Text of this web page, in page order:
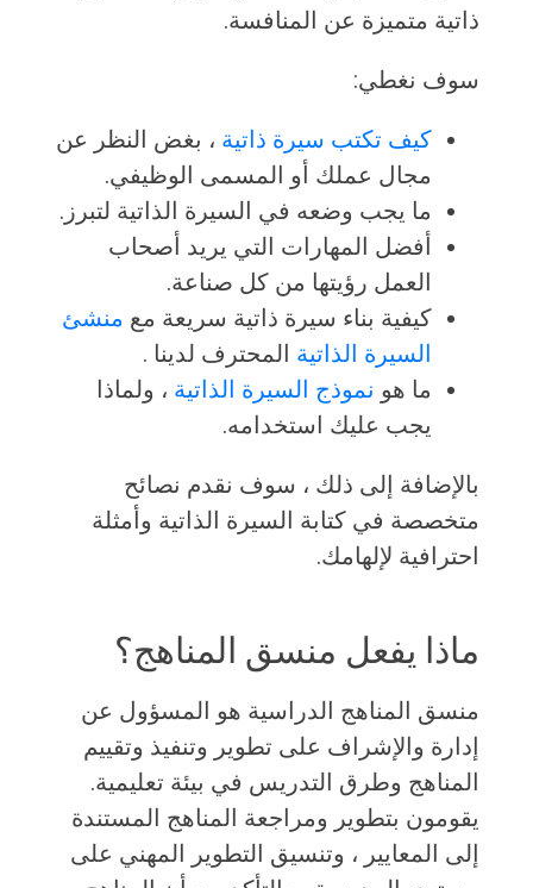
ذاتية متميزة عن المنافسة.
سوف نغطي:
كيف تكتب سيرة ذاتية ، بغض النظر عن
مجال عملك أو المسمى الوظيفي.
ما يجب وضعه في السيرة الذاتية لتبرز.
أفضل المهارات التي يريد أصحاب
العمل رؤيتها من كل صناعة.
كيفية بناء سيرة ذاتية سريعة مع منشئ
السيرة الذاتية المحترف لدينا .
ما هو نموذج السيرة الذاتية ، ولماذا
يجب عليك استخدامه.
بالإضافة إلى ذلك ، سوف نقدم نصائح
متخصصة في كتابة السيرة الذاتية وأمثلة
احترافية لإلهامك.
ماذا يفعل منسق المناهج؟
منسق المناهج الدراسية هو المسؤول عن
إدارة والإشراف على تطوير وتنفيذ وتقييم
المناهج وطرق التدريس في بيئة تعليمية.
يقومون بتطوير ومراجعة المناهج المستندة
إلى المعايير ، وتنسيق التطوير المهني على